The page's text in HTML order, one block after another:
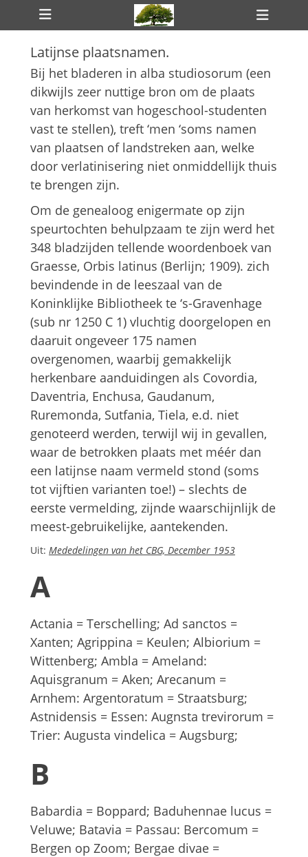
Primair menu
Ga
naar
inhoud
toggle
Latijnse plaatsnamen.
Bij het bladeren in alba studiosorum (een
dikwijls zeer nuttige bron om de plaats
van herkomst van hogeschool-studenten
vast te stellen), treft ‘men ‘soms namen
van plaatsen of landstreken aan, welke
door verlatinisering niet onmiddellijk thuis
te brengen zijn.
Om de genealoog enigermate op zijn
speurtochten behulpzaam te zijn werd het
348 bladzijden tellende woordenboek van
Graesse, Orbis latinus (Berlijn; 1909). zich
bevindende in de leeszaal van de
Koninklijke Bibliotheek te ‘s-Gravenhage
(sub nr 1250 C 1) vluchtig doorgelopen en
daaruit ongeveer 175 namen
overgenomen, waarbij gemakkelijk
herkenbare aanduidingen als Covordia,
Daventria, Enchusa, Gaudanum,
Ruremonda, Sutfania, Tiela, e.d. niet
genoteerd werden, terwijl wij in gevallen,
waar de betrokken plaats met méér dan
een latijnse naam vermeld stond (soms
tot vijftien varianten toe!) – slechts de
eerste vermelding, zijnde waarschijnlijk de
meest-gebruikelijke, aantekenden.
Uit: Mededelingen van het CBG, December 1953
A
Actania = Terschelling; Ad sanctos =
Xanten; Agrippina = Keulen; Albiorium =
Wittenberg; Ambla = Ameland:
Aquisgranum = Aken; Arecanum =
Arnhem: Argentoratum = Straatsburg;
Astnidensis = Essen: Augnsta trevirorum =
Trier: Augusta vindelica = Augsburg;
B
Babardia = Boppard; Baduhennae lucus =
Veluwe; Batavia = Passau: Bercomum =
Bergen op Zoom; Bergae divae =